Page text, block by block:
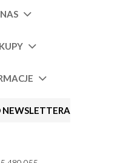
NEWSLETTERA